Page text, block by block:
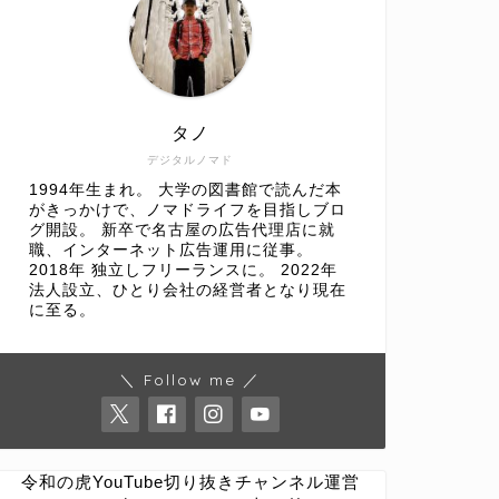
デジタルノマド
タノ
1994年生まれ。 大学の図書館で読んだ本
がきっかけで、ノマドライフを目指しブロ
グ開設。 新卒で名古屋の広告代理店に就
職、インターネット広告運用に従事。
2018年 独立しフリーランスに。 2022年
法人設立、ひとり会社の経営者となり現在
に至る。
＼ Follow me ／
令和の虎YouTube切り抜きチャンネル運営